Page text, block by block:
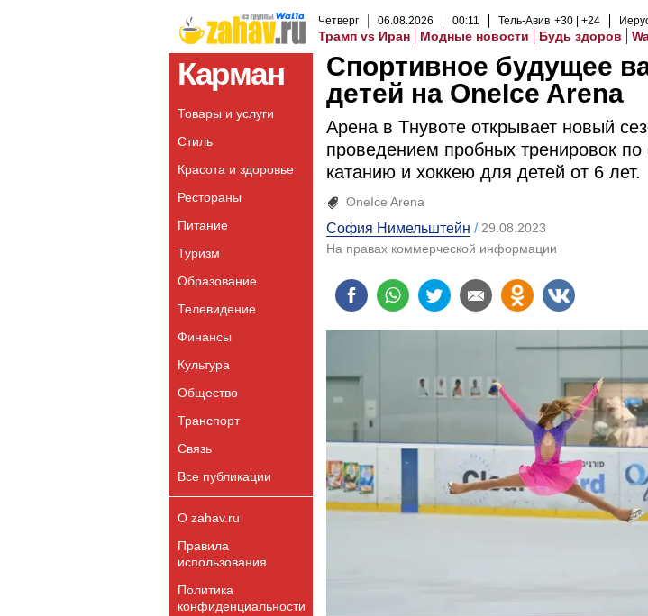
Четверг 06.08.2026 00:11 Тель-Авив +30 +24
Трамп vs Иран Модные новости Будь здоров
Карман
Товары и услуги
Стиль
Красота и здоровье
Рестораны
Питание
Туризм
Образование
Телевидение
Финансы
Культура
Общество
Транспорт
Связь
Все публикации
О zahav.ru
Правила
использования
Политика
конфиденциальности
Спортивное будущее
детей на OneIce Arena
Арена в Тнувоте открывает новый
проведением пробных тренировок
катанию и хоккею для детей от 6 лет.
OneIce Arena
София Нимельштейн
29.08.2023
На правах коммерческой информации